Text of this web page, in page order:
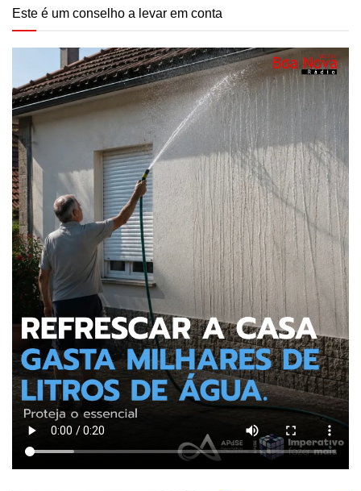
Este é um conselho a levar em conta